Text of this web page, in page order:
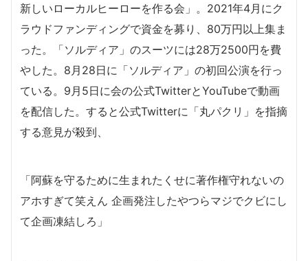
新しいローカルヒーローを作る会」。2021年4月にク
ラウドファンディングで資金を募り、80万円以上集ま
った。「ソルディア」のスーツには28万2500円を費
やした。8月28日に「ソルディア」の初回公演を行っ
ている。9月5日に会の公式TwitterとYouTubeで動画
を配信した。すると公式Twitterに「丸パクリ」を指摘
する意見が殺到、
「阿蘇を守るために生まれたくせに著作権守れないの
アホすぎて笑えん 企画発注したやつらマジでクビにし
て企画凍結しろ」